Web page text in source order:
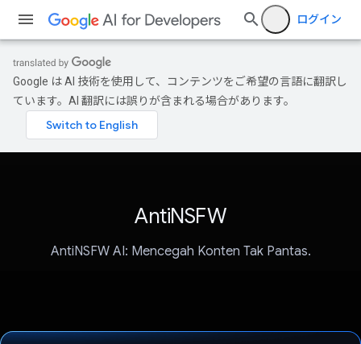
ログイン
Google は AI 技術を使用して、コンテンツをご希望の言語に翻訳し
ています。AI 翻訳には誤りが含まれる場合があります。
AntiNSFW
AntiNSFW AI: Mencegah Konten Tak Pantas.